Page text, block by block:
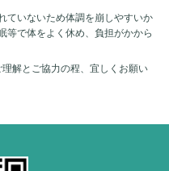
ていないため体調を崩しやすいか
等で体をよく休め、負担がかから
解とご協力の程、宜しくお願い